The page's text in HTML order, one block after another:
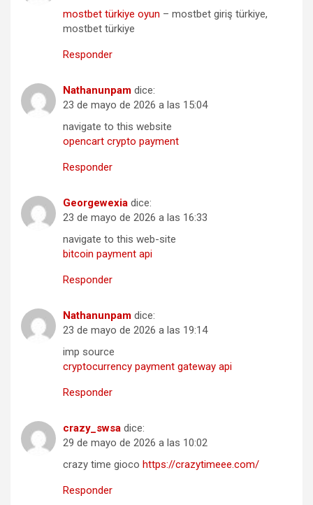
mostbet türkiye oyun – mostbet giriş türkiye,
mostbet türkiye
Responder
Nathanunpam dice:
23 de mayo de 2026 a las 15:04
navigate to this website
opencart crypto payment
Responder
Georgewexia dice:
23 de mayo de 2026 a las 16:33
navigate to this web-site
bitcoin payment api
Responder
Nathanunpam dice:
23 de mayo de 2026 a las 19:14
imp source
cryptocurrency payment gateway api
Responder
crazy_swsa dice:
29 de mayo de 2026 a las 10:02
crazy time gioco https://crazytimeee.com/
Responder